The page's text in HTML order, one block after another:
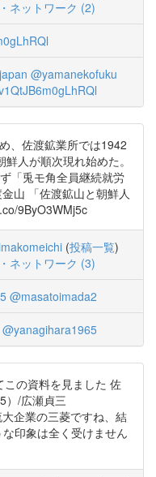
ネットワーク (2)
@yamanekofuku
、佐渡鉱業所では1942
人が順次現れ始めた。
「兎モ角全員継続就労
山 「佐渡鉱山と朝鮮人
9ByO3WMj5c
(投稿一覧)
ネットワーク (3)
@masatoimada2
@yanagihara1965
の資料を見ました 佐
）/広瀬貞三
企業の三菱ですね、結
印象は全く受けません